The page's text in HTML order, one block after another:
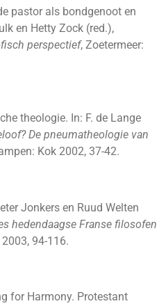
pastor als bondgenoot en
en Hetty Zock (red.),
perspectief, Zoetermeer:
theologie. In: F. de Lange
De pneumatheologie van
Kok 2002, 37-42.
Jonkers en Ruud Welten
hedendaagse Franse filosofen
94-116.
for Harmony. Protestant